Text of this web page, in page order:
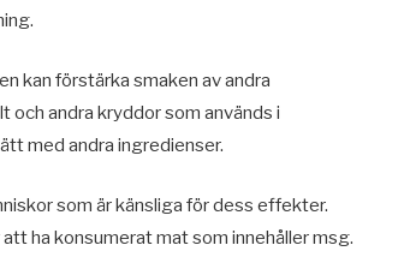
kan förstärka smaken av andra
andra kryddor som används i
med andra ingredienser.
som är känsliga för dess effekter.
ha konsumerat mat som innehåller msg.